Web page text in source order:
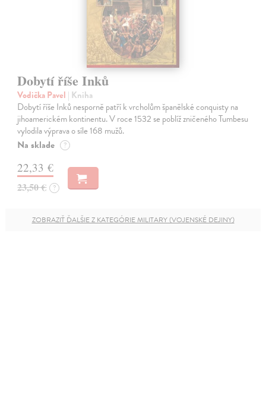
Dobytí říše Inků
Vodička Pavel | Kniha
Dobytí říše Inků nesporně patří k vrcholům španělské conquisty na
jihoamerickém kontinentu. V roce 1532 se poblíž zničeného Tumbesu
vylodila výprava o síle 168 mužů.
Na sklade ?
22,33 €
23,50 € ?
ZOBRAZIŤ ĎALŠIE Z KATEGÓRIE MILITARY (VOJENSKÉ DEJINY)